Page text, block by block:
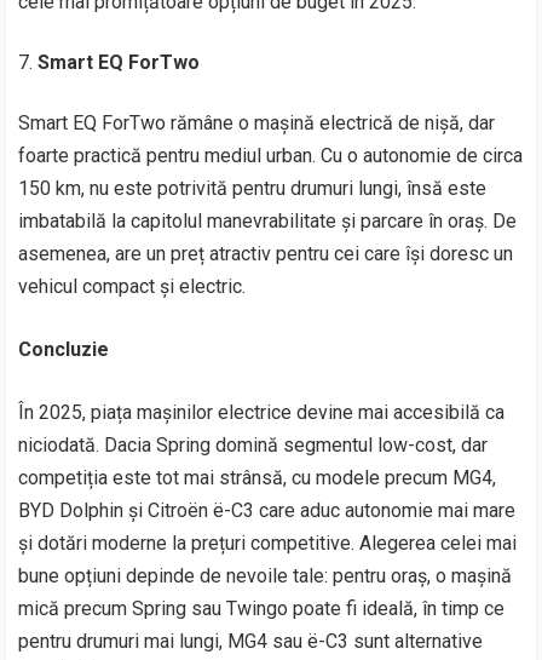
Smart EQ ForTwo
Smart EQ ForTwo rămâne o mașină electrică de nișă, dar
foarte practică pentru mediul urban. Cu o autonomie de circa
150 km, nu este potrivită pentru drumuri lungi, însă este
imbatabilă la capitolul manevrabilitate și parcare în oraș. De
asemenea, are un preț atractiv pentru cei care își doresc un
vehicul compact și electric.
Concluzie
În 2025, piața mașinilor electrice devine mai accesibilă ca
niciodată. Dacia Spring domină segmentul low-cost, dar
competiția este tot mai strânsă, cu modele precum MG4,
BYD Dolphin și Citroën ë-C3 care aduc autonomie mai mare
și dotări moderne la prețuri competitive. Alegerea celei mai
bune opțiuni depinde de nevoile tale: pentru oraș, o mașină
mică precum Spring sau Twingo poate fi ideală, în timp ce
pentru drumuri mai lungi, MG4 sau ë-C3 sunt alternative